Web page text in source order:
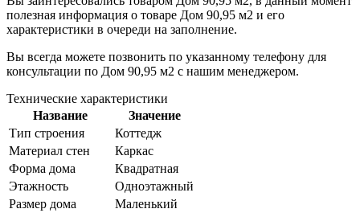
полезная информация о товаре Дом 90,95 м2 и его
характеристики в очереди на заполнение.
Вы всегда можете позвонить по указанному телефону для
консультации по Дом 90,95 м2 с нашим менеджером.
Технические характеристики
Название
Значение
Тип строения
Коттедж
Материал стен
Каркас
Форма дома
Квадратная
Этажность
Одноэтажный
Размер дома
Маленький